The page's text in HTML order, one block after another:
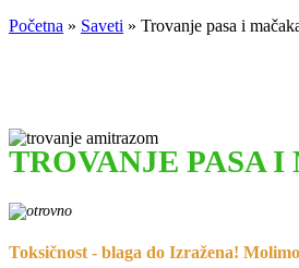
Početna » Saveti » Trovanje pasa i
TROVANJE PASA
Toksičnost - blaga do Izražena!